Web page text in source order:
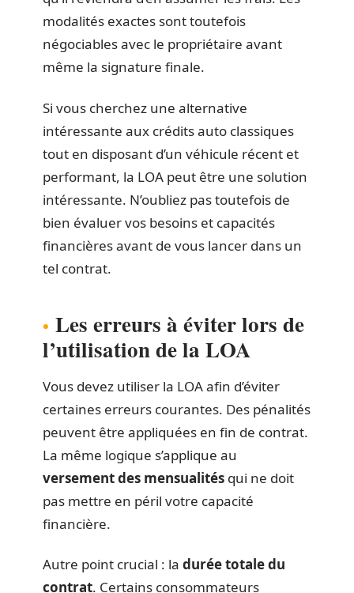
modalités exactes sont toutefois
négociables avec le propriétaire avant
même la signature finale.
Si vous cherchez une alternative
intéressante aux crédits auto classiques
tout en disposant d’un véhicule récent et
performant, la LOA peut être une solution
intéressante. N’oubliez pas toutefois de
bien évaluer vos besoins et capacités
financières avant de vous lancer dans un
tel contrat.
Les erreurs à éviter lors de
l’utilisation de la LOA
Vous devez utiliser la LOA afin d’éviter
certaines erreurs courantes. Des pénalités
peuvent être appliquées en fin de contrat.
La même logique s’applique au
versement des mensualités qui ne doit
pas mettre en péril votre capacité
financière.
Autre point crucial : la durée totale du
contrat. Certains consommateurs